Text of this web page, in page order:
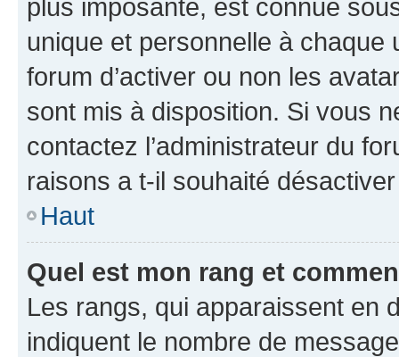
plus imposante, est connue
unique et personnelle à chaque
forum d’activer ou non les
sont mis à disposition. Si vous
contactez l’administrateur du
raisons a t-il souhaité
Haut
Quel est mon rang et
Les rangs, qui apparaissent en
indiquent le nombre de